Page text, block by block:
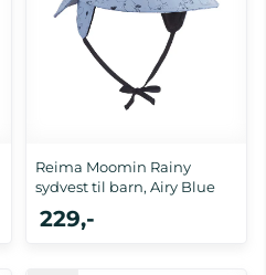
Reima Moomin Rainy
sydvest til barn, Airy Blue
229,-